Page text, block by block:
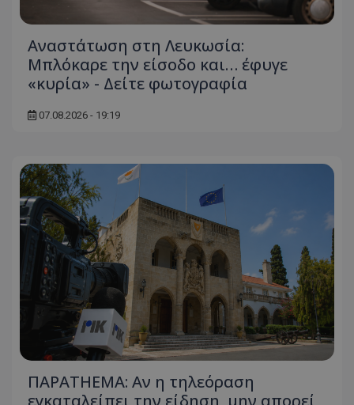
Αναστάτωση στη Λευκωσία:
Μπλόκαρε την είσοδο και… έφυγε
«κυρία» - Δείτε φωτογραφία
07.08.2026 - 19:19
ΠΑΡΑTHEMA: Αν η τηλεόραση
εγκαταλείπει την είδηση, μην απορεί